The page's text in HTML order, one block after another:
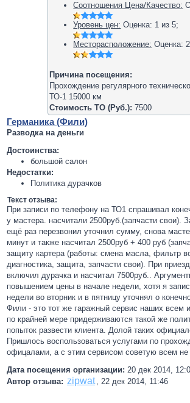
Соотношения Цена/Качество:
Уровень цен: Оценка: 1 из5;
Месторасположение: Оценка:2
Причина посещения:
Прохождение регулярного
ТО-1 15000 км
Стоимость ТО (Руб.): 7500
Германика (Фили)
Разводка на деньги
Достоинства:
большой салон
Недостатки:
Политика дурачков
Текст отзыва:
При записи по телефону на ТО1 спрашивал
у мастера. насчитали 2500руб.(запчасти свои).
ещё раз перезвонил уточнил сумму, снова
минут и также насчитал 2500руб + 400 руб
защиту картера (работы: смена масла, фильтр
диагностика, защита, запчасти свои). При
включил дурачка и насчитал 7500руб..
повышением цены в начале недели, хотя я
недели во вторник и в пятницу уточнял о
Фили - это тот же гаражный сервис наших всем
по крайней мере придерживаются такой же
попыток развести клиента. Долой таких
Пришлось воспользоваться услугами по
офицалами, а с этим сервисом советую всем
Дата посещения организации: 20 дек 2014,
Автор отзыва: zipwat , 22 дек 2014, 11:46